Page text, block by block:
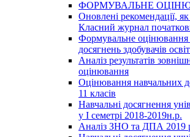
ФОРМУВАЛЬНЕ
Оновлені рекомендації,
Класний журнал
Формувальне оцінювання
досягнень здобувачів
Аналіз результатів
оцінювання
Оцінювання навчальних
11 класів
Навчальні досягнення
у І семетрі 2018-2019н.р.
Аналіз ЗНО та ДПА 2019